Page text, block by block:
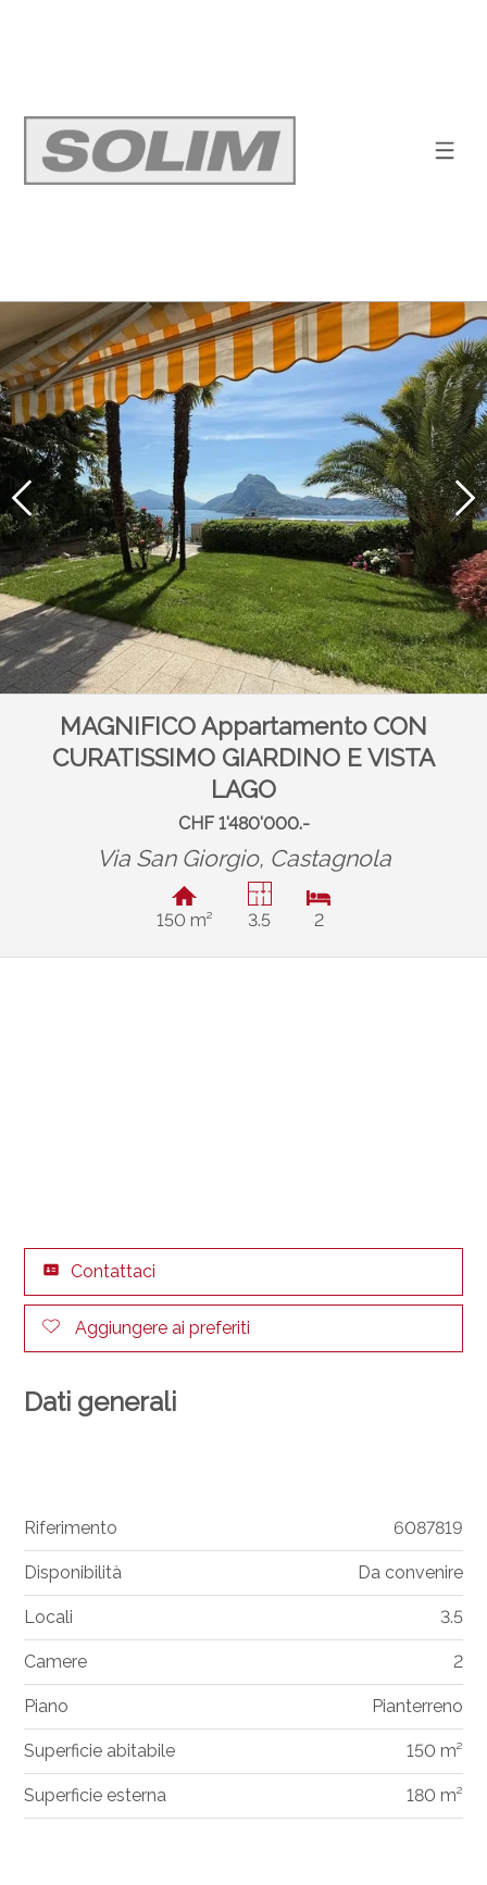
MAGNIFICO Appartamento CON
CURATISSIMO GIARDINO E VISTA
LAGO
CHF 1'480'000.-
Via San Giorgio, Castagnola
150 m² 3.5 2
Contattaci
Aggiungere ai preferiti
Dati generali
Riferimento 6087819
Disponibilità Da convenire
Locali 3.5
Camere 2
Piano Pianterreno
Superficie abitabile 150 m²
Superficie esterna 180 m²